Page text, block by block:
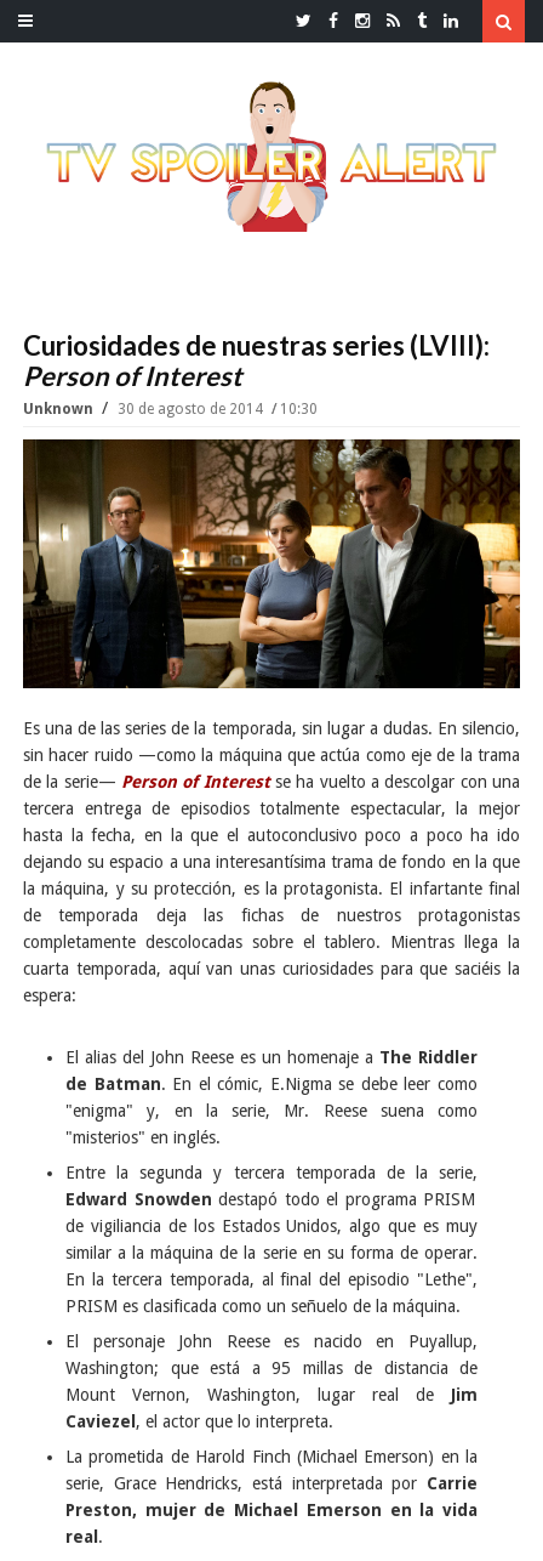
Curiosidades de nuestras series (LVIII):
Person of Interest
Unknown 30 de agosto de 2014 10:30
Es una de las series de la temporada, sin lugar a dudas. En silencio,
sin hacer ruido —como la máquina que actúa como eje de la trama
de la serie— Person of Interestse ha vuelto a descolgar con una
tercera entrega de episodios totalmente espectacular, la mejor
hasta la fecha, en la que el autoconclusivo poco a poco ha ido
dejando su espacio a una interesantísima trama de fondo en la que
la máquina, y su protección, es la protagonista. El infartante final
de temporada deja las fichas de nuestros protagonistas
completamente descolocadas sobre el tablero. Mientras llega la
cuarta temporada, aquí van unas curiosidades para que saciéis la
espera:
El alias del John Reese es un homenaje a The Riddler
de Batman. En el cómic, E.Nigma se debe leer como
"enigma" y, en la serie, Mr. Reese suena como
"misterios" en inglés.
Entre la segunda y tercera temporada de la serie,
Edward Snowdendestapó todo el programa PRISM
de vigiliancia de los Estados Unidos, algo que es muy
similar a la máquina de la serie en su forma de operar.
En la tercera temporada, al final del episodio "Lethe",
PRISM es clasificada como un señuelo de la máquina.
El personaje John Reese es nacido en Puyallup,
Washington; que está a 95 millas de distancia de
Mount Vernon, Washington, lugar real de Jim
Caviezel , el actor que lo interpreta.
La prometida de Harold Finch (Michael Emerson) en la
serie, Grace Hendricks, está interpretada por Carrie
Preston, mujer de Michael Emerson en la vida
real .